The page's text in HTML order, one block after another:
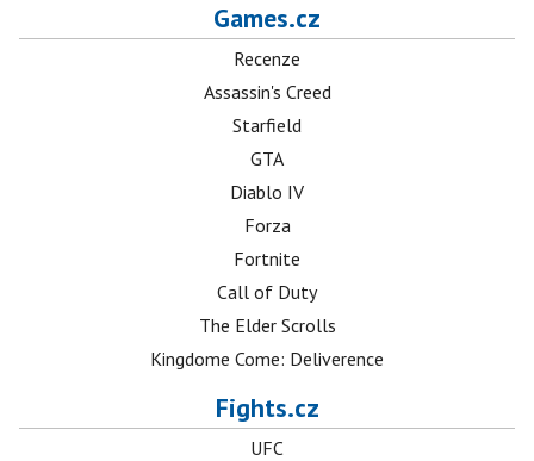
Games.cz
Recenze
Assassin's Creed
Starfield
GTA
Diablo IV
Forza
Fortnite
Call of Duty
The Elder Scrolls
Kingdome Come: Deliverence
Fights.cz
UFC